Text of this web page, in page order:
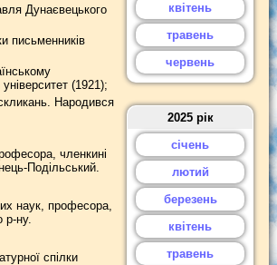
Дунаєвецького
письменників
(1921);
Народився
членкині
Подільський.
наук, професора,
р-ну.
спілки
квітень
травень
червень
2025 рік
січень
лютий
березень
квітень
травень